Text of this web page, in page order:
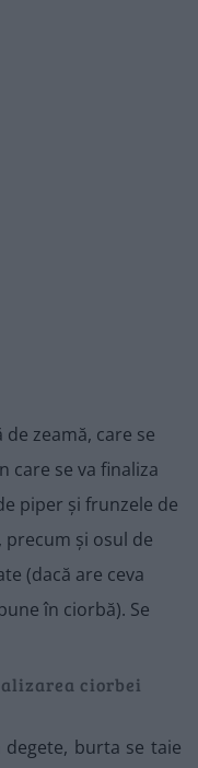
zeamă, care se
care se va finaliza
piper și frunzele de
precum și osul de
(dacă are ceva
în ciorbă). Se
ciorbei
burta se taie